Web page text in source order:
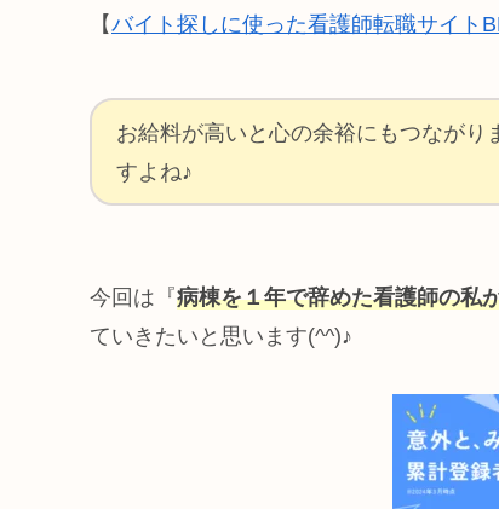
【バイト探しに使った看護師転職サイト
お給料が高いと心の余裕にもつながり
すよね♪
今回は『病棟を１年で辞めた看護師の私
ていきたいと思います(^^)♪